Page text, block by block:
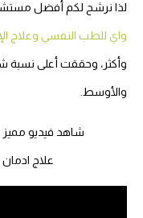
لذا نرشح لكم أفضل
واي للطب النفسي وعلاج
وأكثر، وحققت أعلى
والأوسط.
شاهد فيديو
علاج